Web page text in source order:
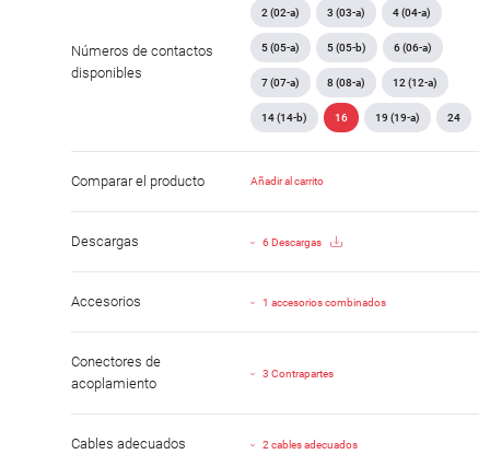
Números de contactos
disponibles
2 (02-a) 3 (03-a) 4 (04-a)
5 (05-a) 5 (05-b) 6 (06-a)
7 (07-a) 8 (08-a) 12 (12-a)
14 (14-b) 16 19 (19-a) 24
Comparar el producto Añadir al carrito
Descargas 6 Descargas
Accesorios 1 accesorios combinados
Conectores de
acoplamiento
3 Contrapartes
Cables adecuados 2 cables adecuados